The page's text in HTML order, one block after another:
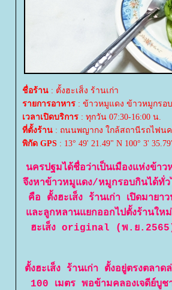
ชื่อร้าน : ตั้งฮะเส็ง ร้านเก่า
รายการอาหาร : ข้าวหมูแดง ข้าวหมูกรอ
เวลาเปิดบริการ : ทุกวัน 07:30-16:00 น.
ที่ตั้งร้าน : ถนนพญากง ใกล้สถานีรถไฟน
พิกัด GPS : 13° 49' 21.49" N 100° 3'
นครปฐมได้ชื่อว่าเป็นเมืองแห่งข้า
จึงหาข้าวหมูแดง/หมูกรอบกินได้ทั่ว
คือ ตั้งฮะเส็ง ร้านเก่า เปิดมาย
ละลูกหลานแยกออกไปตั้งร้านใ
ฮะเส็ง original (พ.ย.2565)
ตั้งฮะเส็ง ร้านเก่า ตั้งอยู่ตรงตลา
100 เมตร พอข้ามคลองเจดีย์บูช